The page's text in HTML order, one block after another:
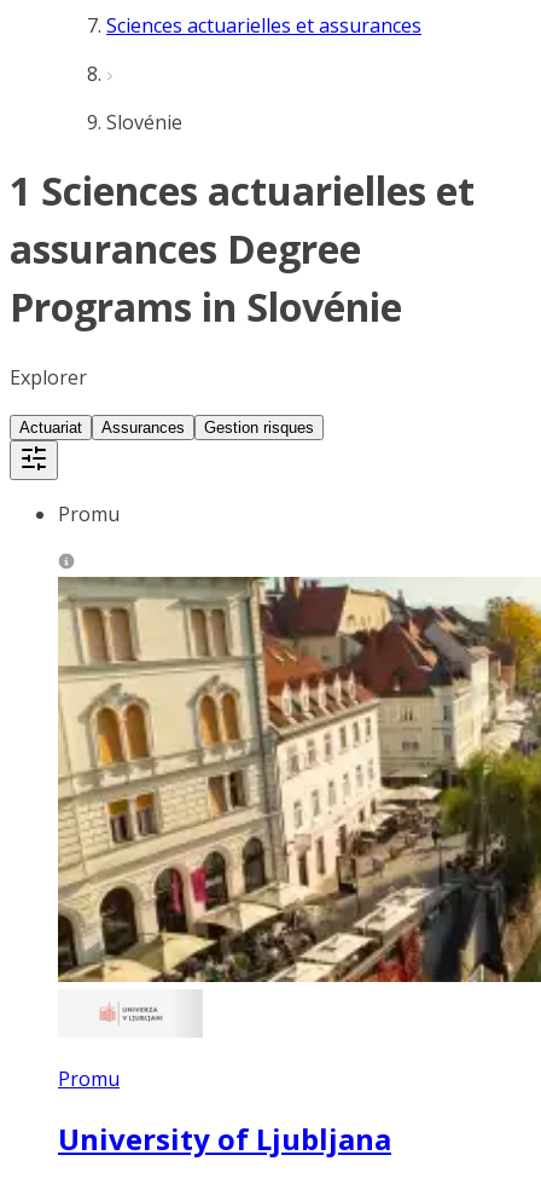
Sciences actuarielles et assurances
Slovénie
1 Sciences actuarielles et
assurances Degree
Programs in Slovénie
Explorer
Actuariat Assurances Gestion risques
Promu
Promu
University of Ljubljana